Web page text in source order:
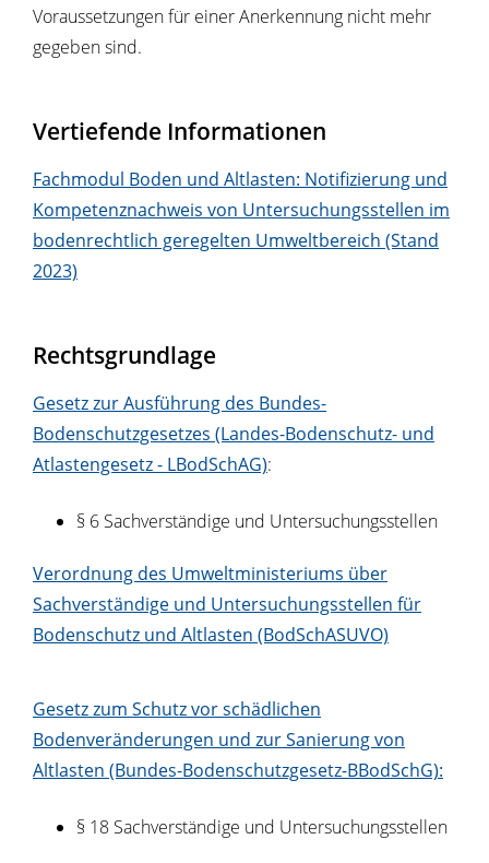
Voraussetzungen für einer Anerkennung nicht mehr
gegeben sind.
Vertiefende Informationen
Fachmodul Boden und Altlasten: Notifizierung und
Kompetenznachweis von Untersuchungsstellen im
bodenrechtlich geregelten Umweltbereich (Stand
2023)
Rechtsgrundlage
Gesetz zur Ausführung des Bundes-
Bodenschutzgesetzes (Landes-Bodenschutz- und
Atlastengesetz - LBodSchAG):
§ 6 Sachverständige und Untersuchungsstellen
Verordnung des Umweltministeriums über
Sachverständige und Untersuchungsstellen für
Bodenschutz und Altlasten (BodSchASUVO)
Gesetz zum Schutz vor schädlichen
Bodenveränderungen und zur Sanierung von
Altlasten (Bundes-Bodenschutzgesetz-BBodSchG):
§ 18 Sachverständige und Untersuchungsstellen